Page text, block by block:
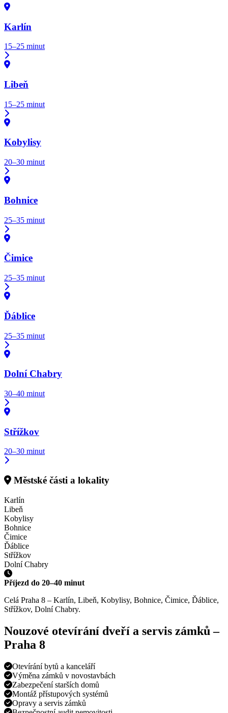
Karlín
15–25 minut
Libeň
15–25 minut
Kobylisy
20–30 minut
Bohnice
25–35 minut
Čimice
25–35 minut
Ďáblice
25–35 minut
Dolní Chabry
30–40 minut
Střížkov
20–30 minut
Městské části a lokality
Karlín
Libeň
Kobylisy
Bohnice
Čimice
Ďáblice
Střížkov
Dolní Chabry
Příjezd do 20–40 minut
Celá Praha 8 – Karlín, Libeň, Kobylisy, Bohnice, Čimice, Ďáblice,
Střížkov, Dolní Chabry.
Nouzové otevírání dveří a servis zámků –
Praha 8
Otevírání bytů a kanceláří
Výměna zámků v novostavbách
Zabezpečení starších domů
Montáž přístupových systémů
Opravy a servis zámků